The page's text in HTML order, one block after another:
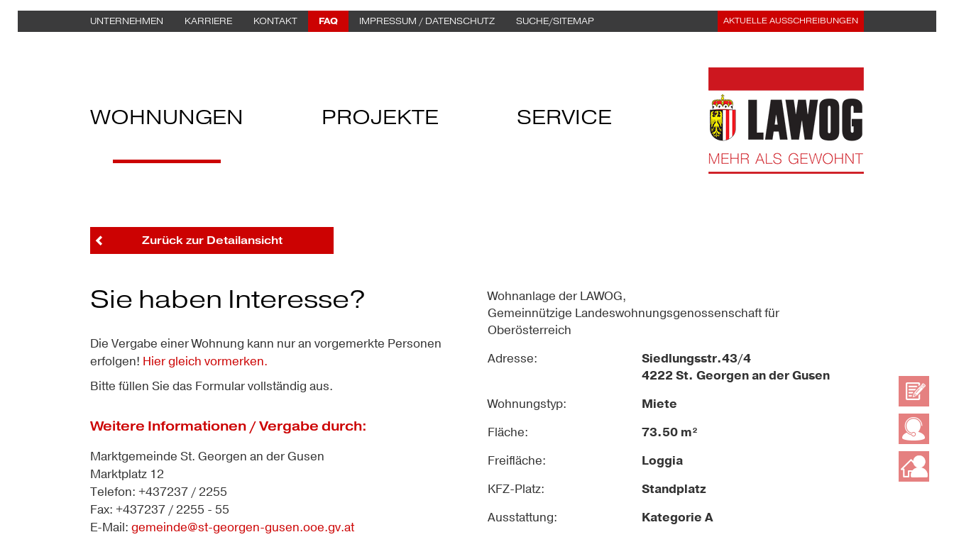
UNTERNEHMEN KARRIERE KONTAKT FAQ IMPRESSUM / DATENSCHUTZ SUCHE/SITEMAP AKTUELLE AUSSCHREIBUNGEN
WOHNUNGEN PROJEKTE SERVICE
Zurück zur Detailansicht
Sie haben Interesse?
Die Vergabe einer Wohnung kann nur an vorgemerkte Personen
erfolgen! Hier gleich vormerken.
Bitte füllen Sie das Formular vollständig aus.
Weitere Informationen / Vergabe durch:
Marktgemeinde St. Georgen an der Gusen
Marktplatz 12
Telefon: +437237 / 2255
Fax: +437237 / 2255 - 55
E-Mail: gemeinde@st-georgen-gusen.ooe.gv.at
Wohnanlage der LAWOG,
Gemeinnützige Landeswohnungsgenossenschaft für
Oberösterreich
Adresse:
Siedlungsstr.43/4
4222 St. Georgen an der Gusen
Wohnungstyp:
Miete
Fläche:
73.50 m²
Freifläche:
Loggia
KFZ-Platz:
Standplatz
Ausstattung:
Kategorie A